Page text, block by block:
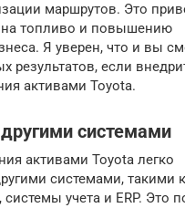
маршрутов. Это
топливо и повышению
Я уверен, что и вы
результатов, если
активами Toyota.
системами
активами Toyota легко
системами, такими
учета и ERP. Это